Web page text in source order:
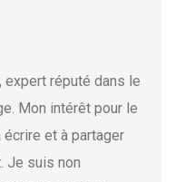
expert réputé dans le
Mon intérêt pour le
et à partager
Je suis non